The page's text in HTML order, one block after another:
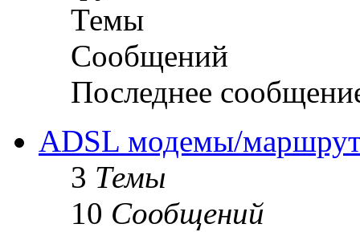
Темы
Сообщений
Последнее
ADSL модемы/
3 Темы
10 Сообщений